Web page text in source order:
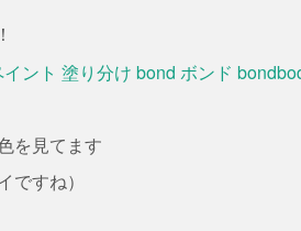
を見てます
すね）